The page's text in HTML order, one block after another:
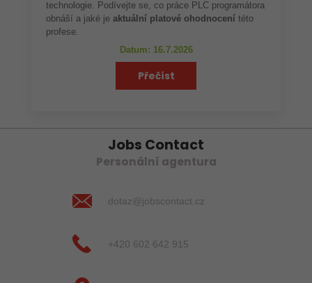
technologie. Podívejte se, co práce PLC programátora
obnáší a jaké je aktuální platové ohodnocení této
profese.
Datum: 16.7.2026
Přečíst
Jobs Contact
Personální agentura
dotaz@jobscontact.cz
+420 602 642 915